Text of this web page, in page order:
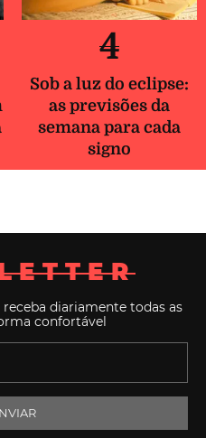
4
Sob a luz do eclipse:
as previsões da
semana para cada
signo
diariamente todas as
confortável